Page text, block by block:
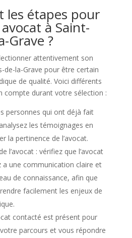
les étapes pour
à Saint-
Grave ?
attentivement son
de-la-Grave pour être certain
de qualité. Voici différents
compte durant votre sélection :
personnes qui ont déjà fait
les témoignages en
la pertinence de l’avocat.
l’avocat : vérifiez que l’avocat
a une communication claire et
de connaissance, afin que
facilement les enjeux de
contacté est présent pour
parcours et vous répondre